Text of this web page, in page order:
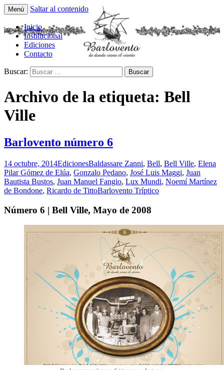
Barlovento Tríptico
Tríptico Histórico Cultural y Literario
Menú Saltar al contenido
Inicio
Institucional
Ediciones
Contacto
Buscar:
Archivo de la etiqueta: Bell
Ville
Barlovento número 6
14 octubre, 2014EdicionesBaldassare Zanni, Bell, Bell Ville, Elena
Pilar Gómez de Elúa, Gonzalo Pedano, José Luis Maggi, Juan
Bautista Bustos, Juan Manuel Fangio, Lux Mundi, Noemí Martínez
de Bondone, Ricardo de TittoBarlovento Tríptico
Número 6 | Bell Ville, Mayo de 2008